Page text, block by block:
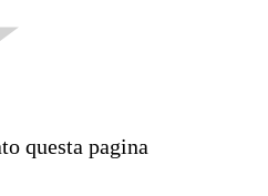
questa pagina